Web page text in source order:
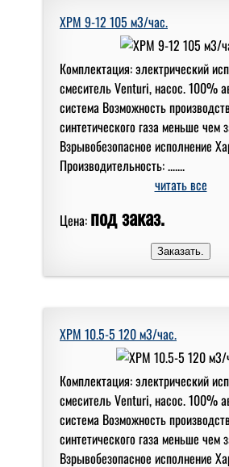
XPM 9-12 105 м3/час.
Комплектация: электрический
смеситель Venturi, насос. 100%
система Возможность
синтетического газа меньше чем
Взрывобезопасное исполнение
Производительность: .......
читать все
Цена: под заказ.
XPM 10.5-5 120 м3/час.
Комплектация: электрический
смеситель Venturi, насос. 100%
система Возможность
синтетического газа меньше чем
Взрывобезопасное исполнение